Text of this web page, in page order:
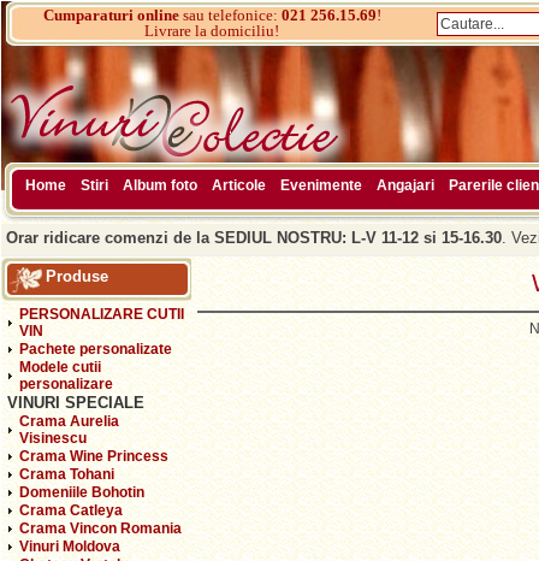
Cumparaturi onlinesau telefonice: 021 256.15.69!
Livrare la domiciliu!
Home Stiri Album foto Articole Evenimente Angajari Parerile
Orar ridicare comenzi de la SEDIUL NOSTRU: L-V 11-12 si 15-16.30.
Produse
PERSONALIZARE CUTII
VIN
Pachete personalizate
Modele cutii
personalizare
VINURI SPECIALE
Crama Aurelia
Visinescu
Crama Wine Princess
Crama Tohani
Domeniile Bohotin
Crama Catleya
Crama Vincon Romania
Vinuri Moldova